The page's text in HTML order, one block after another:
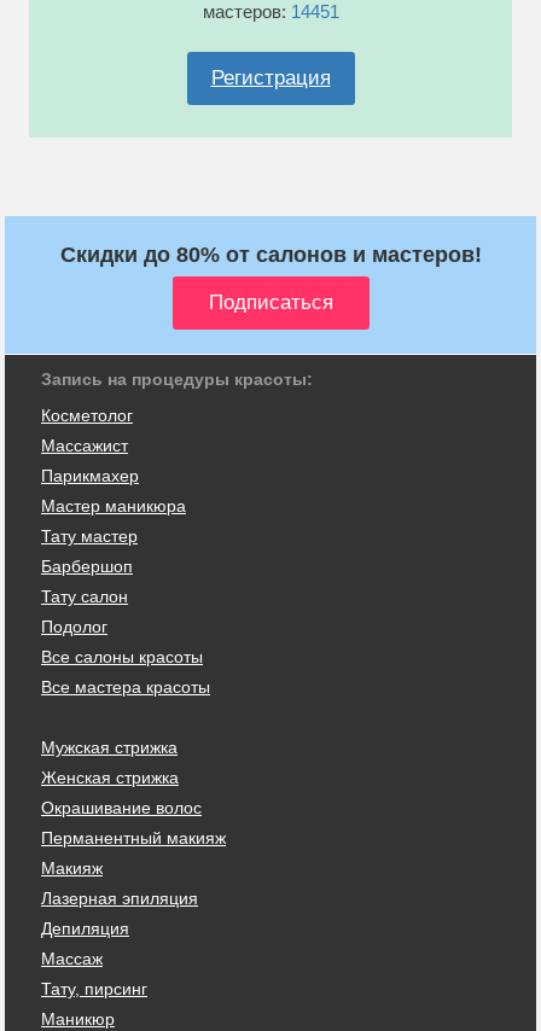
мастеров: 14451
Регистрация
Скидки до 80% от салонов и мастеров!
Запись на процедуры красоты:
Косметолог
Массажист
Парикмахер
Мастер маникюра
Тату мастер
Барбершоп
Тату салон
Подолог
Все салоны красоты
Все мастера красоты
Мужская стрижка
Женская стрижка
Окрашивание волос
Перманентный макияж
Макияж
Лазерная эпиляция
Депиляция
Массаж
Тату, пирсинг
Маникюр